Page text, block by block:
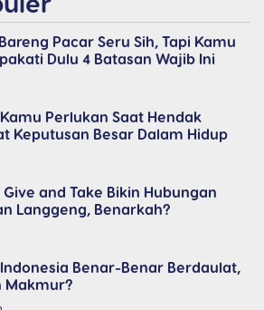
Pacar Seru Sih, Tapi Kamu
Dulu 4 Batasan Wajib Ini
Perlukan Saat Hendak
Keputusan Besar Dalam Hidup
and Take Bikin Hubungan
Langgeng, Benarkah?
Benar-Benar Berdaulat,
Makmur?